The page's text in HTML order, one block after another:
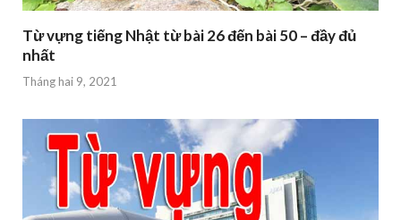
Từ vựng tiếng Nhật từ bài 26 đến bài 50 – đầy đủ
nhất
Tháng hai 9, 2021